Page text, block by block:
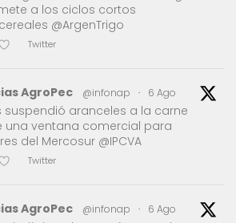
a los ciclos cortos
@ArgenTrigo
Twitter
AgroPec @infonap · 6 Ago
suspendió aranceles a la carne
una ventana comercial para
del Mercosur @IPCVA
Twitter
AgroPec @infonap · 6 Ago